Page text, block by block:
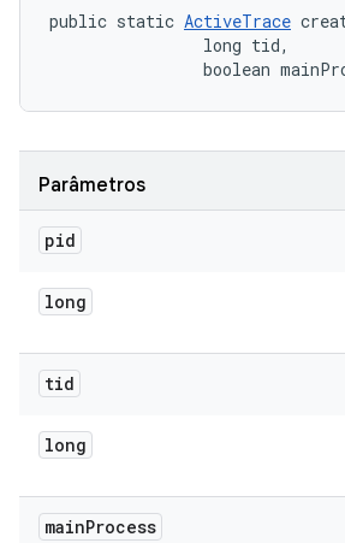
public static ActiveTrace
                long tid,
boolean
Parâmetros
pid
long
tid
long
mainProcess